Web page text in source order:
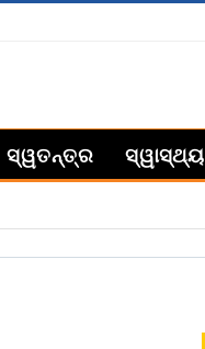
ସ୍ୱତନ୍ତ୍ର ସ୍ୱାସ୍ଥ୍ୟ